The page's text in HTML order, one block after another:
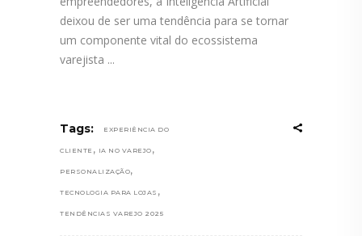
deixou de ser uma tendência para se tornar
um componente vital do ecossistema
varejista
Tags: EXPERIÊNCIA DO
CLIENTE , IA NO VAREJO ,
PERSONALIZAÇÃO,
TECNOLOGIA PARA LOJAS ,
TENDÊNCIAS VAREJO 2025